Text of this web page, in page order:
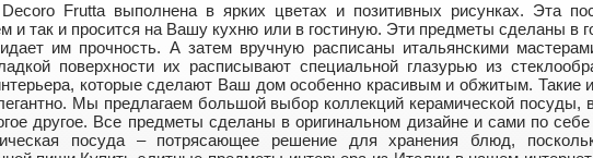
Frutta выполнена в ярких цветах и позитивных рисунках. Эта
и так и просится на Вашу кухню или в гостиную. Эти предметы сделаны в
им прочность. А затем вручную расписаны итальянскими
поверхности их расписывают специальной глазурью из
которые сделают Ваш дом особенно красивым и обжитым. Такие
Мы предлагаем большой выбор коллекций керамической
другое. Все предметы сделаны в оригинальном дизайне и сами по
посуда – потрясающее решение для хранения блюд,